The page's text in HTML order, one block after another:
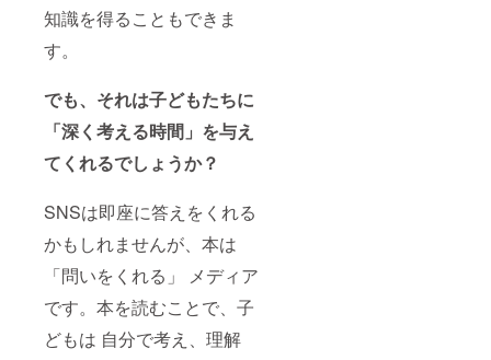
知識を得ることもできま
す。
でも、それは子どもたちに
「深く考える時間」を与え
てくれるでしょうか？
SNSは即座に答えをくれる
かもしれませんが、本は
「問いをくれる」 メディア
です。本を読むことで、子
どもは 自分で考え、理解